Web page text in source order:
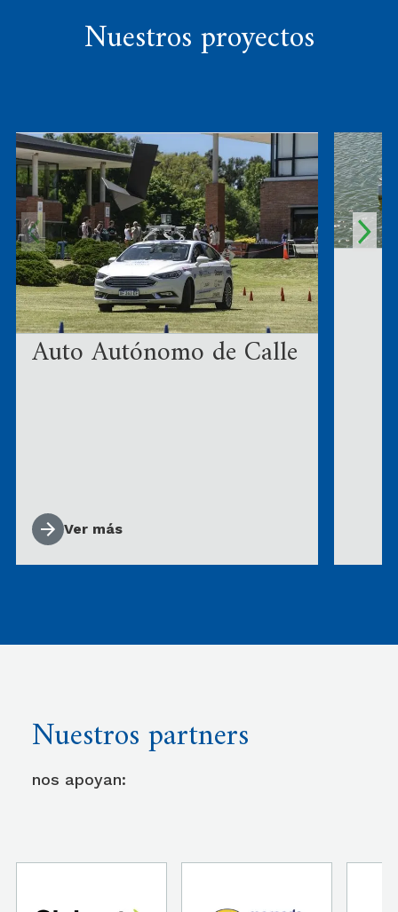
Nuestros proyectos
Auto Autónomo de Calle
Ver más
Nuestros partners
nos apoyan: